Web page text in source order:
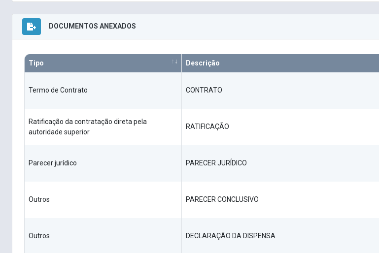
DOCUMENTOS ANEXADOS
Tipo Descrição
Termo de Contrato CONTRATO
Ratificação da contratação direta pela
autoridade superior
RATIFICAÇÃO
Parecer jurídico PARECER JURÍDICO
Outros PARECER CONCLUSIVO
Outros DECLARAÇÃO DA DISPENSA